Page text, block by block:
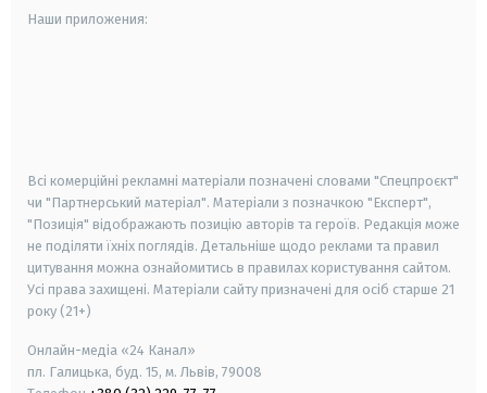
Наши приложения:
Всі комерційні рекламні матеріали позначені словами "Спецпроєкт"
чи "Партнерський матеріал". Матеріали з позначкою "Експерт",
"Позиція" відображають позицію авторів та героїв. Редакція може
не поділяти їхніх поглядів. Детальніше щодо реклами та правил
цитування можна ознайомитись в правилах користування сайтом.
Усі права захищені. Матеріали сайту призначені для осіб старше 21
року (21+)
Онлайн-медіа «24 Канал»
пл. Галицька, буд. 15, м. Львів, 79008